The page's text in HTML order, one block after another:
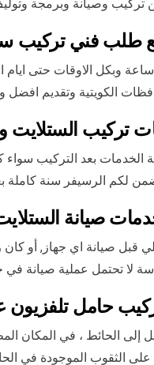
تركيب وصيانة وبرمجة
طلب فني تركيب
الكويتية وتقديم
تركيب الستلايت
الخدمات بعد التركيب
سنة كاملة بعد التركيب, والستلايت المركزي 3
صيانة
قبل صيانة اي جهاز, أو
لا تحتمل عملية صيانة في
حامل تلفزيون
إلى الحائط ، في المكان
الثقوب الموجودة في